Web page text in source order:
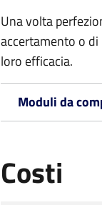
Una volta
accertamento o
loro efficacia.
Moduli da
Costi